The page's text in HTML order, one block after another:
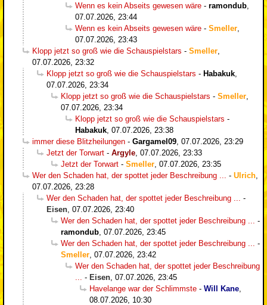
Wenn es kein Abseits gewesen wäre - ramondub
07.07.2026, 23:44
Wenn es kein Abseits gewesen wäre - Smeller
07.07.2026, 23:43
Klopp jetzt so groß wie die Schauspielstars - Smeller
07.07.2026, 23:32
Klopp jetzt so groß wie die Schauspielstars - Habakuk
07.07.2026, 23:34
Klopp jetzt so groß wie die Schauspielstars - Smeller
07.07.2026, 23:34
Klopp jetzt so groß wie die Schauspielstars -
Habakuk 07.07.2026, 23:38
immer diese Blitzheilungen - Gargamel09 07.07.2026, 23:29
Jetzt der Torwart - Argyle 07.07.2026, 23:33
Jetzt der Torwart - Smeller 07.07.2026, 23:35
Wer den Schaden hat, der spottet jeder Beschreibung ...
- Ulrich
07.07.2026, 23:28
Wer den Schaden hat, der spottet jeder Beschreibung ...
-
Eisen 07.07.2026, 23:40
Wer den Schaden hat, der spottet jeder Beschreibung ...
-
ramondub 07.07.2026, 23:45
Wer den Schaden hat, der spottet jeder Beschreibung ...
-
Smeller 07.07.2026, 23:42
Wer den Schaden hat, der spottet jeder Beschreibung
- Eisen 07.07.2026, 23:45
Havelange war der Schlimmste - Will Kane
08.07.2026, 10:30